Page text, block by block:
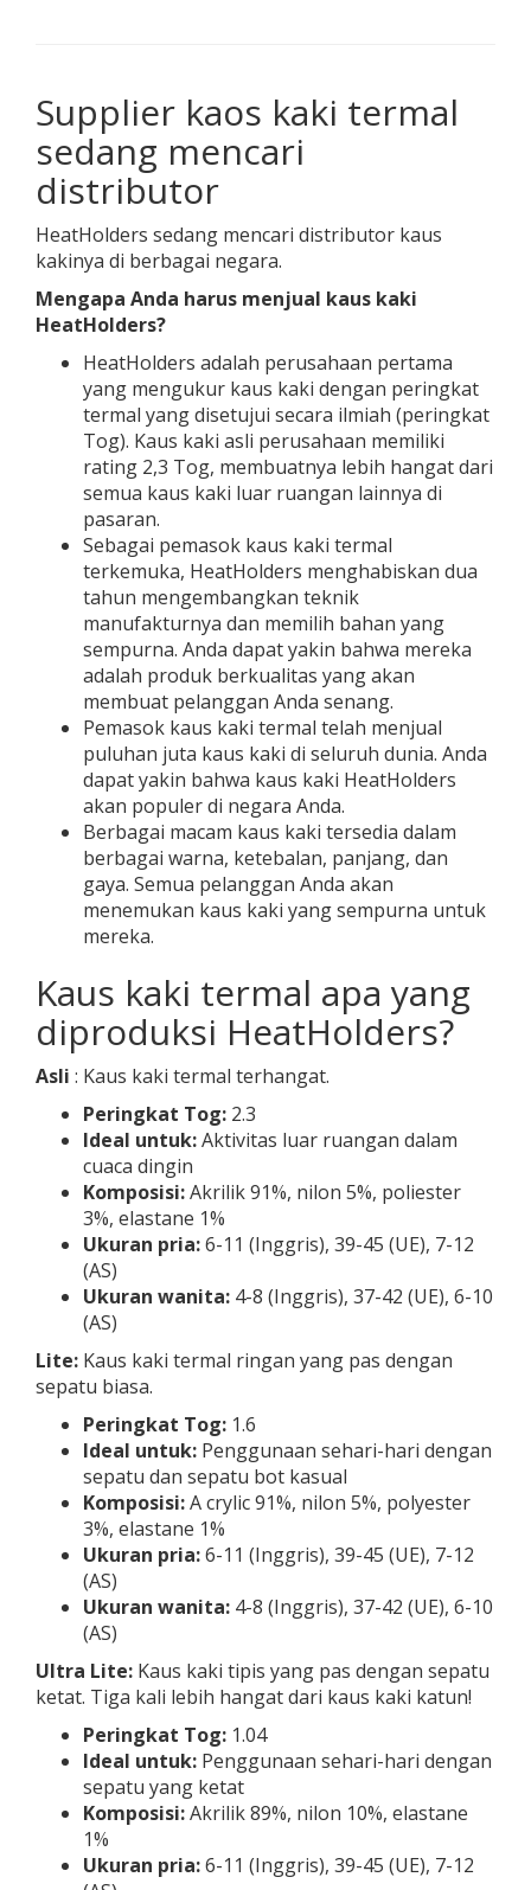
Supplier kaos kaki termal
sedang mencari
distributor
HeatHolders sedang mencari distributor kaus
kakinya di berbagai negara.
Mengapa Anda harus menjual kaus kaki
HeatHolders?
HeatHolders adalah perusahaan pertama
yang mengukur kaus kaki dengan peringkat
termal yang disetujui secara ilmiah (peringkat
Tog). Kaus kaki asli perusahaan memiliki
rating 2,3 Tog, membuatnya lebih hangat dari
semua kaus kaki luar ruangan lainnya di
pasaran.
Sebagai pemasok kaus kaki termal
terkemuka, HeatHolders menghabiskan dua
tahun mengembangkan teknik
manufakturnya dan memilih bahan yang
sempurna. Anda dapat yakin bahwa mereka
adalah produk berkualitas yang akan
membuat pelanggan Anda senang.
Pemasok kaus kaki termal telah menjual
puluhan juta kaus kaki di seluruh dunia. Anda
dapat yakin bahwa kaus kaki HeatHolders
akan populer di negara Anda.
Berbagai macam kaus kaki tersedia dalam
berbagai warna, ketebalan, panjang, dan
gaya. Semua pelanggan Anda akan
menemukan kaus kaki yang sempurna untuk
mereka.
Kaus kaki termal apa yang
diproduksi HeatHolders?
Asli : Kaus kaki termal terhangat.
Peringkat Tog: 2.3
Ideal untuk:Aktivitas luar ruangan dalam
cuaca dingin
Komposisi:Akrilik 91%, nilon 5%, poliester
3%, elastane 1%
Ukuran pria:6-11 (Inggris), 39-45 (UE), 7-12
(AS)
Ukuran wanita: 4-8 (Inggris), 37-42 (UE), 6-10
(AS)
Lite: Kaus kaki termal ringan yang pas dengan
sepatu biasa.
Peringkat Tog: 1.6
Ideal untuk: Penggunaan sehari-hari dengan
sepatu dan sepatu bot kasual
Komposisi:Acrylic 91%, nilon 5%, polyester
3%, elastane 1%
Ukuran pria:6-11 (Inggris), 39-45 (UE), 7-12
(AS)
Ukuran wanita: 4-8 (Inggris), 37-42 (UE), 6-10
(AS)
Ultra Lite: Kaus kaki tipis yang pas dengan sepatu
ketat. Tiga kali lebih hangat dari kaus kaki katun!
Peringkat Tog: 1.04
Ideal untuk: Penggunaan sehari-hari dengan
sepatu yang ketat
Komposisi:Akrilik 89%, nilon 10%, elastane
1%
Ukuran pria:6-11 (Inggris), 39-45 (UE), 7-12